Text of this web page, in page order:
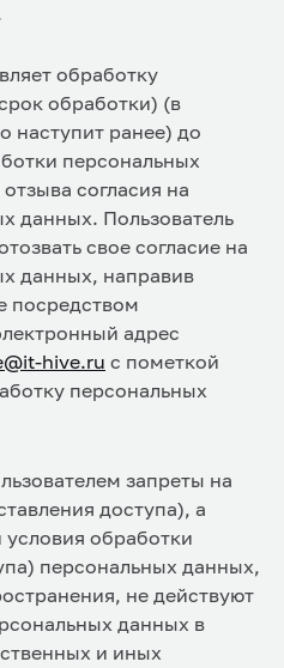
обработку
обработки) (в
наступит ранее) до
персональных
согласия на
данных. Пользователь
свое согласие на
данных, направив
посредством
адрес
hive.ru с пометкой
персональных
запреты на
доступа), а
обработки
персональных данных,
не действуют
данных в
и иных